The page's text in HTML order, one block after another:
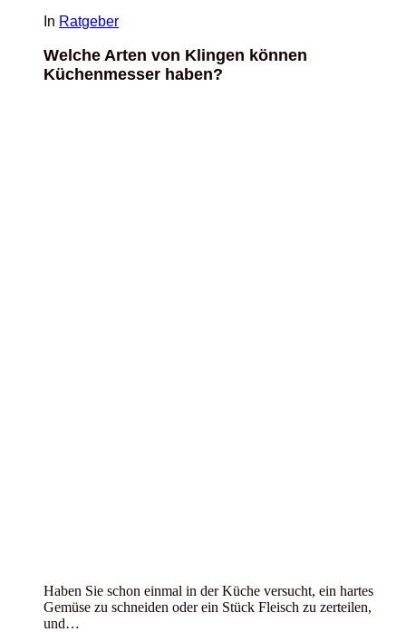
In Ratgeber
Welche Arten von Klingen können
Küchenmesser haben?
Haben Sie schon einmal in der Küche versucht, ein hartes
Gemüse zu schneiden oder ein Stück Fleisch zu zerteilen,
und…